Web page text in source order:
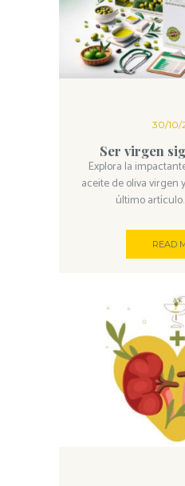
30/10/
Ser virgen
Explora la
aceite de oliva virgen
último
READ